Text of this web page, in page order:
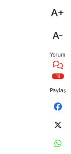
A+
A-
Yorum
10
Paylaş